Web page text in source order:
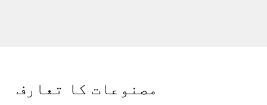
مصنوعات کا تعارف